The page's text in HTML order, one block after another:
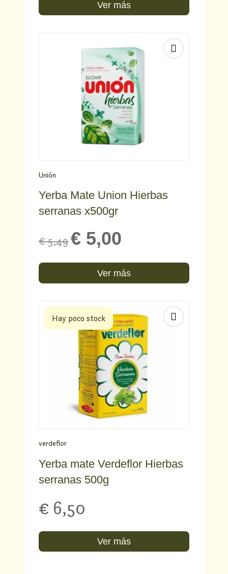
€ 10,05.
€ 9,90.
Ver más
Unión
Yerba Mate Union Hierbas
serranas x500gr
€5,49
Original
€ 5,49.
€5,00Current
is:
€ 5,00.
Ver más
Hay poco stock
verdeflor
Yerba mate Verdeflor Hierbas
serranas 500g
€ 6,50
Ver más